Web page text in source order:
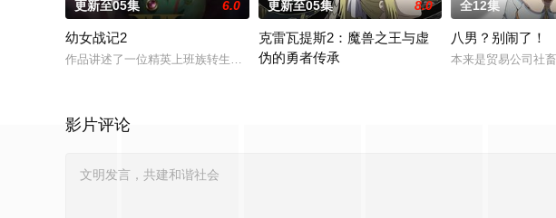
更新至05集 6.0
幼女战记2
作品讲述了一位精英上班族转生至战火纷飞的异世界，成为少女谭雅·提古雷查夫，并凭借前
更新至05集 8.0
克雷瓦提斯2：魔兽之王与虚
伪的勇者传承
全12集
八男？别闹了！
本来是贸易公司社
影片评论